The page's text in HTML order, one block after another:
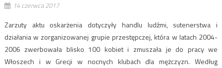
14 czerwca 2017
Zarzuty aktu oskarżenia dotyczyły handlu ludźmi, sutenerstwa i
działania w zorganizowanej grupie przestępczej, która w latach 2004-
2006 zwerbowała blisko 100 kobiet i zmuszała je do pracy we
Włoszech i w Grecji w nocnych klubach dla mężczyzn. Według